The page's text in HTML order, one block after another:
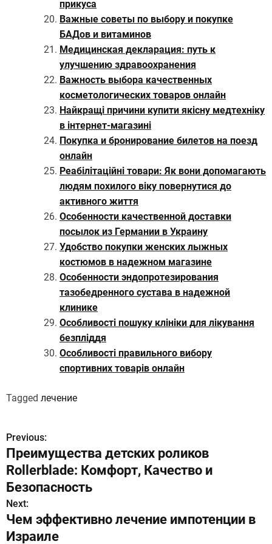
прикуса
Важные советы по выбору и покупке
БАДов и витаминов
Медицинская декларация: путь к
улучшению здравоохранения
Важность выбора качественных
косметологических товаров онлайн
Найкращі причини купити якісну медтехніку
в інтернет-магазині
Покупка и бронирование билетов на поезд
онлайн
Реабілітаційні товари: Як вони допомагають
людям похилого віку повернутися до
активного життя
Особенности качественной доставки
посылок из Германии в Украину
Удобство покупки женских лыжных
костюмов в надежном магазине
Особенности эндопротезирования
тазобедренного сустава в надежной
клинике
Особливості пошуку клініки для лікування
безпліддя
Особливості правильного вибору
спортивних товарів онлайн
Tagged лечение
Н
а
в
и
г
Previous:
Преимущества детских роликов
Rollerblade: Комфорт, Качество и
Безопасность
Next:
Чем эффективно лечение импотенции в
Израиле